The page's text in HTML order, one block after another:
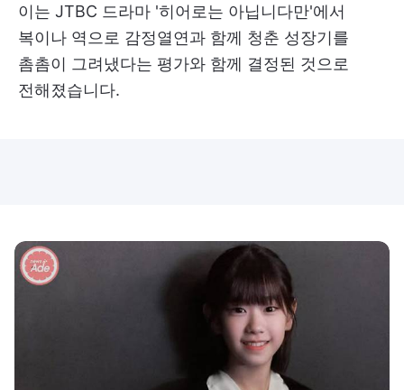
이는 JTBC 드라마 '히어로는 아닙니다만'에서
복이나 역으로 감정열연과 함께 청춘 성장기를
촘촘이 그려냈다는 평가와 함께 결정된 것으로
전해졌습니다.